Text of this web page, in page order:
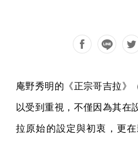
庵野秀明的《正宗哥吉拉》
以受到重視，不僅因為其在
拉原始的設定與初衷，更